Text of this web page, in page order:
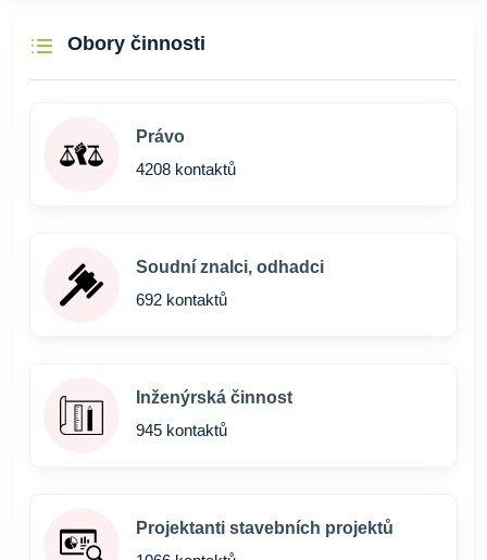
Obory činnosti
Právo
4208 kontaktů
Soudní znalci, odhadci
692 kontaktů
Inženýrská činnost
945 kontaktů
Projektanti stavebních projektů